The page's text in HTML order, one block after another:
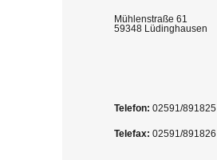
Mühlenstraße 61
59348 Lüdinghausen
Telefon: 02591/891825
Telefax: 02591/891826